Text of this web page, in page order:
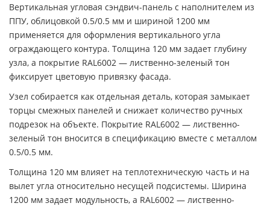
Вертикальная угловая сэндвич-панель с наполнителем из
ППУ, облицовкой 0.5/0.5 мм и шириной 1200 мм
применяется для оформления вертикального угла
ограждающего контура. Толщина 120 мм задает глубину
узла, а покрытие RAL6002 — лиственно-зеленый тон
фиксирует цветовую привязку фасада.
Узел собирается как отдельная деталь, которая замыкает
торцы смежных панелей и снижает количество ручных
подрезок на объекте. Покрытие RAL6002 — лиственно-
зеленый тон вносится в спецификацию вместе с металлом
0.5/0.5 мм.
Толщина 120 мм влияет на теплотехническую часть и на
вылет угла относительно несущей подсистемы. Ширина
1200 мм задает модульность, а RAL6002 — лиственно-